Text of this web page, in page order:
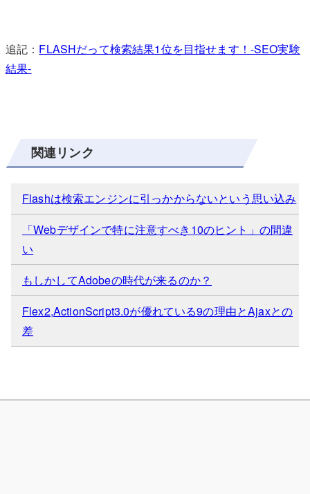
追記： FLASHだって検索結果1位を目指せます！-SEO実験
結果-
関連リンク
Flashは検索エンジンに引っかからないという思い込み
「Webデザインで特に注意すべき10のヒント」の間違
い
もしかしてAdobeの時代が来るのか？
Flex2,ActionScript3.0が優れている9の理由とAjaxとの
差